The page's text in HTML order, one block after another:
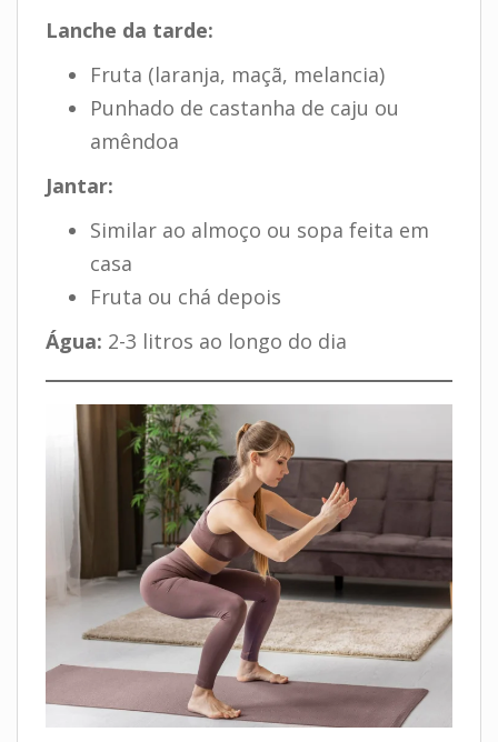
Lanche da tarde:
Fruta (laranja, maçã, melancia)
Punhado de castanha de caju ou
amêndoa
Jantar:
Similar ao almoço ou sopa feita em
casa
Fruta ou chá depois
Água: 2-3 litros ao longo do dia